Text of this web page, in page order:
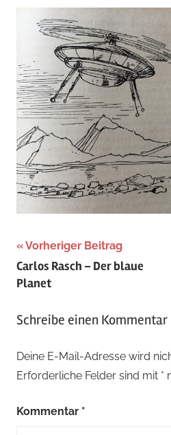
Vorheriger Beitrag
Carlos Rasch – Der blaue
Planet
Schreibe einen Kommentar
Deine E-Mail-Adresse wird
Erforderliche Felder sind mit *
Kommentar *